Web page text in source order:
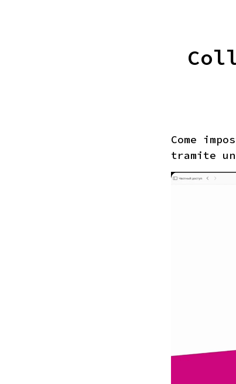
Come
tramite